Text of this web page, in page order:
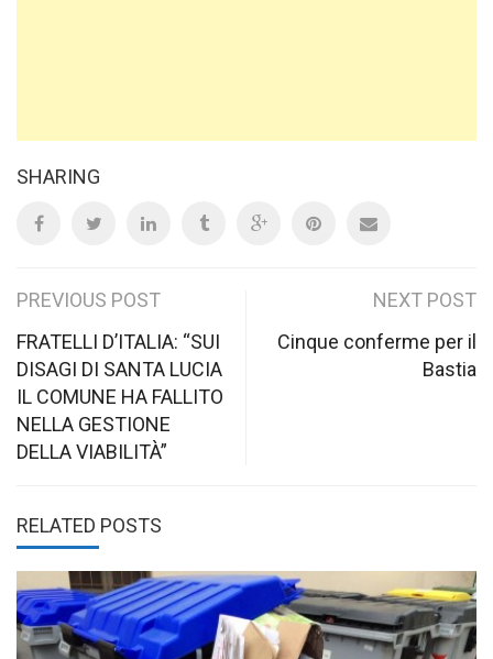
SHARING
Post
navigation
PREVIOUS POST
FRATELLI D’ITALIA: “SUI
DISAGI DI SANTA LUCIA
IL COMUNE HA FALLITO
NELLA GESTIONE
DELLA VIABILITÀ”
NEXT POST
Cinque conferme per il
Bastia
RELATED POSTS